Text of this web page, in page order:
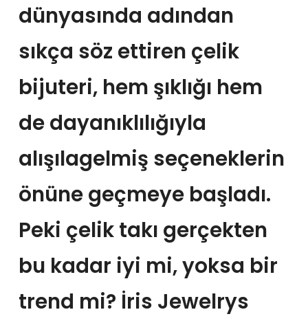
dünyasında adından
sıkça söz ettiren çelik
bijuteri, hem şıklığı hem
de dayanıklılığıyla
alışılagelmiş seçeneklerin
önüne geçmeye başladı.
Peki çelik takı gerçekten
bu kadar iyi mi, yoksa bir
trend mi? İris Jewelrys